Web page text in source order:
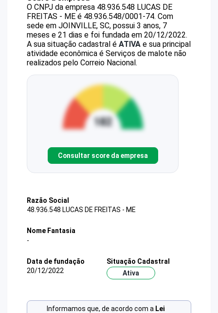
O CNPJ da empresa 48.936.548 LUCAS DE
FREITAS - ME é 48.936.548/0001-74. Com
sede em JOINVILLE, SC, possui 3 anos, 7
meses e 21 dias e foi fundada em 20/12/2022.
A sua situação cadastral é ATIVA e sua principal
atividade econômica é Serviços de malote não
realizados pelo Correio Nacional.
Consultar score da empresa
Razão Social
48.936.548 LUCAS DE FREITAS - ME
Nome Fantasia
-
Data de fundação
20/12/2022
Situação Cadastral
Ativa
Informamos que, de acordo com a Lei